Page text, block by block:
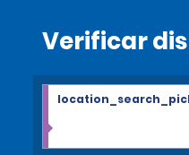
Verificar